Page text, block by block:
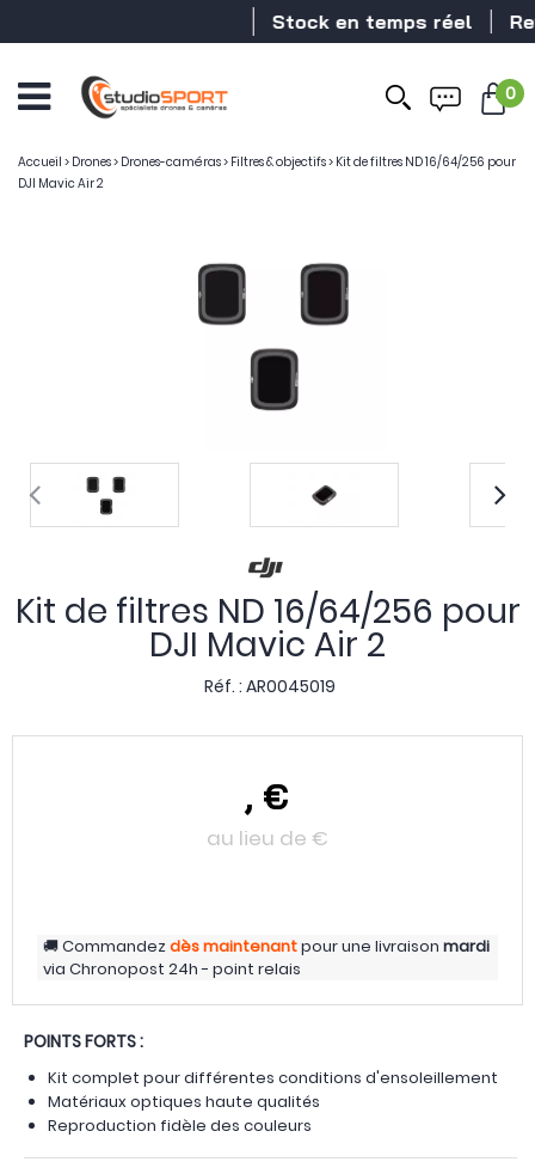
Stock en temps réel
0
Accueil > Drones> Drones-caméras> Filtres & objectifs> Kit de filtres ND 16/64/256 pour
DJI Mavic Air 2
Kit de filtres ND 16/64/256 pour
DJI Mavic Air 2
Réf. : AR0045019
, €
au lieu de €
Commandezdès maintenantpour une livraison mardi
via Chronopost 24h - point relais
POINTS FORTS :
Kit complet pour différentes conditions d'ensoleillement
Matériaux optiques haute qualités
Reproduction fidèle des couleurs